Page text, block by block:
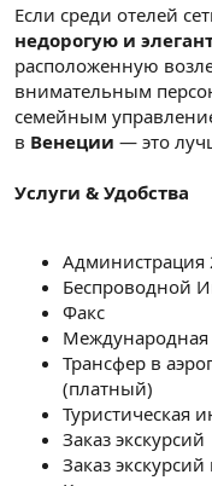
Если среди отелей
недорогую и
расположенную
внимательным
семейным
в Венеции — это
Услуги & Удобства
Администрация
Беспроводной
Факс
Международная
Трансфер в
(платный)
Туристическая
Заказ экскурсий
Заказ